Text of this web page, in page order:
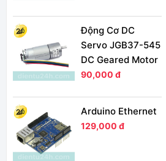
Động Cơ DC
Servo JGB37-545
DC Geared Motor
90,000 đ
Arduino Ethernet
129,000 đ